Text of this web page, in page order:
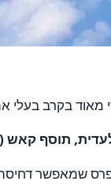
מאוד בקרב בעלי
תוסף קאש
שמאפשר